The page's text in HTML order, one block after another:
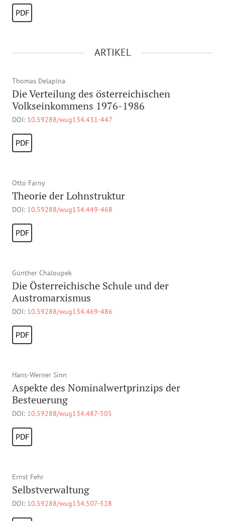
PDF
ARTIKEL
Thomas Delapina
Die Verteilung des österreichischen
Volkseinkommens 1976-1986
DOI: 10.59288/wug134.431-447
PDF
Otto Farny
Theorie der Lohnstruktur
DOI: 10.59288/wug134.449-468
PDF
Günther Chaloupek
Die Österreichische Schule und der
Austromarxismus
DOI: 10.59288/wug134.469-486
PDF
Hans-Werner Sinn
Aspekte des Nominalwertprinzips der
Besteuerung
DOI: 10.59288/wug134.487-505
PDF
Ernst Fehr
Selbstverwaltung
DOI: 10.59288/wug134.507-528